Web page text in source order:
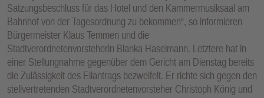
Satzungsbeschluss für das Hotel und den Kammermusiksaal am
Bahnhof von der Tagesordnung zu bekommen“, so informieren
Bürgermeister Klaus Temmen und die
Stadtverordnetenvorsteherin Blanka Haselmann. Letztere hat in
einer Stellungnahme gegenüber dem Gericht am Dienstag bereits
die Zulässigkeit des Eilantrags bezweifelt. Er richte sich gegen den
stellvertretenden Stadtverordnetenvorsteher Christoph König und
N
E
N